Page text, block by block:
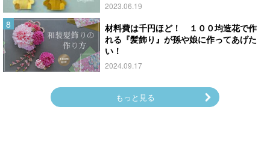
2023.06.19
材料費は千円ほど！ １００均造花で作
れる『髪飾り』が孫や娘に作ってあげた
い！
2024.09.17
もっと見る